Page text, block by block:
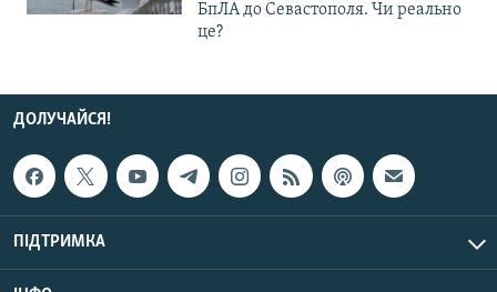
БпЛА до Севастополя. Чи реально
це?
ДОЛУЧАЙСЯ!
ПІДТРИМКА